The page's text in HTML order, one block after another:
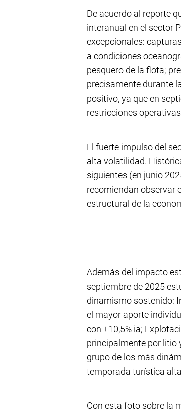
De acuerdo al reporte
interanual en el sector
excepcionales:
a condiciones
pesquero de la flota;
precisamente durante
positivo, ya que en
restricciones
El fuerte impulso del
alta volatilidad.
siguientes (en junio
recomiendan observar
estructural de la
Además del impacto
septiembre de 2025
dinamismo sostenido:
el mayor aporte
con +10,5% ia;
principalmente por litio
grupo de los más
temporada turística
Con esta foto sobre la